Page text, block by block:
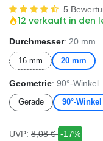
5
12 verkauft in den
Durchmesser: 20 mm
16 mm 20 mm
Geometrie: 90°-Winkel
Gerade 90°-Winkel
UVP: 8,08€ -17%